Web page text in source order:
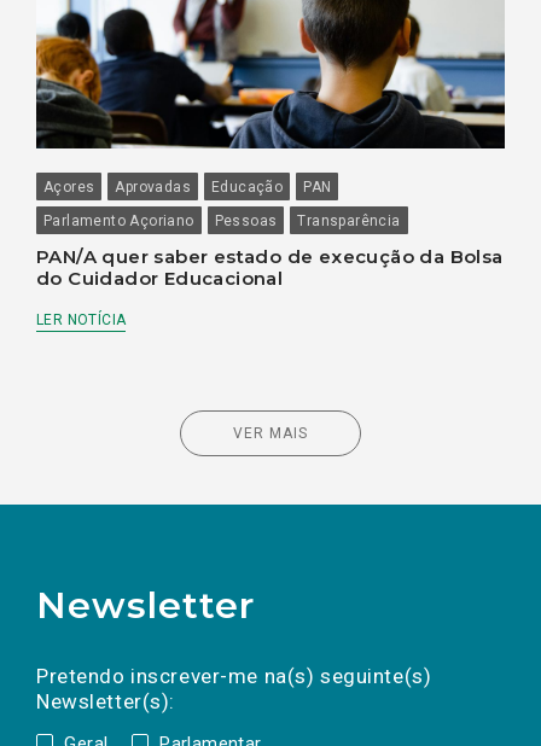
Açores Aprovadas Educação
PAN
Parlamento Açoriano
Pessoas Transparência
PAN/A quer saber estado de execução da Bolsa
do Cuidador Educacional
LER NOTÍCIA
VER MAIS
Newsletter
Pretendo inscrever-me na(s) seguinte(s)
Newsletter(s):
a(s) newsletter(s).
mail